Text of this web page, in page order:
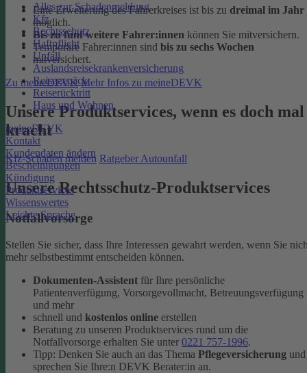
Alles zur Schadenmeldung
Kfz
Rechtsschutz
Haftpflicht
Unfall
Auslandsreisekrankenversicherung
Reisegepäck
Reiserücktritt
Haus und Wohnen
meineDEVK
Kontakt
Kundendaten ändern
Bescheinigungen
Kündigung
Produktservices
Wissenswertes
Leichte Sprache
Eine Erweiterung des Fahrerkreises ist bis zu dreimal im Jahr
möglich.
Bis zu fünf weitere Fahrer:innen können Sie mitversichern.
Temporäre Fahrer:innen sind bis zu sechs Wochen
mitversichert.
Zu meineDEVK Mehr Infos zu meineDEVK
Unsere Produktservices, wenn es doch mal
kracht
Kfz-Schaden melden Ratgeber Autounfall
Unsere Rechtsschutz-Produktservices
Notfallvorsorge
Stellen Sie sicher, dass Ihre Interessen gewahrt werden, wenn Sie
mehr selbstbestimmt entscheiden können.
Dokumenten-Assistent für Ihre persönliche
Patientenverfügung, Vorsorgevollmacht, Betreuungsverfügung
und mehr
schnell und kostenlos online erstellen
Beratung zu unseren Produktservices rund um die
Notfallvorsorge erhalten Sie unter 0221 757-1996.
Tipp: Denken Sie auch an das Thema Pflegeversicherung und
sprechen Sie Ihre:n DEVK Berater:in an.